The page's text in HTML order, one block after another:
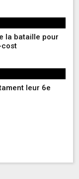
la bataille pour
cost
leur 6e